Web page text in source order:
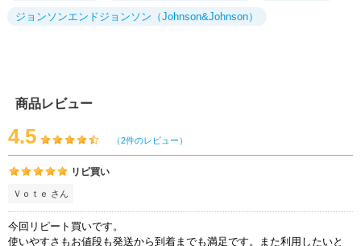
ジョンソンエンドジョンソン（Johnson&Johnson）
商品レビュー
4.5 （2件のレビュー）
リピ買い
Ｖｏｔｅ さん
今回リピート買いです。
使いやすさもお値段も発送から到着までも満足です。また利用したいと